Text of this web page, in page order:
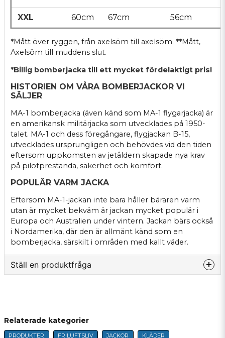
XXL 60cm 67cm 56cm
*Mått över ryggen, från axelsöm till axelsöm. **Mått,
Axelsöm till muddens slut.
*Billig bomberjacka till ett mycket fördelaktigt pris!
HISTORIEN OM VÅRA BOMBERJACKOR VI
SÄLJER
MA-1 bomberjacka (även känd som MA-1 flygarjacka) är
en amerikansk militärjacka som utvecklades på 1950-
talet. MA-1 och dess föregångare, flygjackan B-15,
utvecklades ursprungligen och behövdes vid den tiden
eftersom uppkomsten av jetåldern skapade nya krav
på pilotprestanda, säkerhet och komfort.
POPULÄR VARM JACKA
Eftersom MA-1-jackan inte bara håller bäraren varm
utan är mycket bekväm är jackan mycket populär i
Europa och Australien under vintern. Jackan bärs också
i Nordamerika, där den är allmänt känd som en
bomberjacka, särskilt i områden med kallt väder.
Ställ en produktfråga
Relaterade kategorier
PRODUKTER FRILUFTSLIV JACKOR KLÄDER